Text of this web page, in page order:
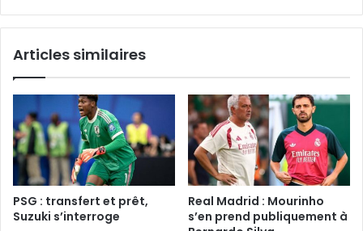
Articles similaires
PSG : transfert et prêt,
Suzuki s’interroge
Real Madrid : Mourinho
s’en prend publiquement à